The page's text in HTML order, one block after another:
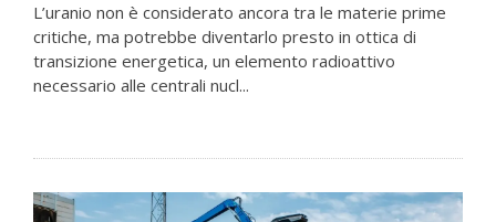
L’uranio non è considerato ancora tra le materie prime
critiche, ma potrebbe diventarlo presto in ottica di
transizione energetica, un elemento radioattivo
necessario alle centrali nucl...